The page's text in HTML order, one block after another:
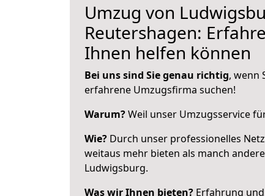
Umzug von
Reutershagen:
Ihnen helfen können
Bei uns sind Sie genau richtig, wenn
erfahrene Umzugsfirma suchen!
Warum?Weil unser Umzugsservice
Wie? Durch unser professionelles
weitaus mehr bieten als manch
Ludwigsburg.
Was wir Ihnen bieten? Erfahrung und